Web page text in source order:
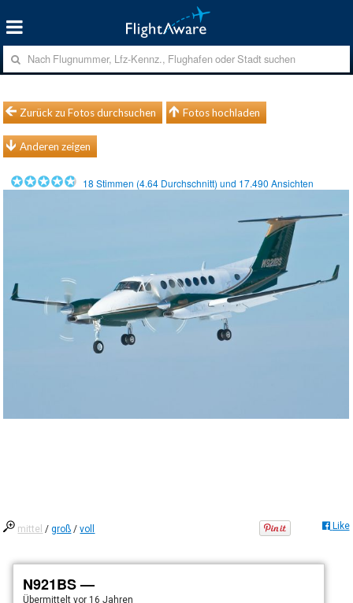
Zurück zu Fotos durchsuchen Fotos hochladen
Anderen zeigen
18 Stimmen (4.64 Durchschnitt) und 17.490 Ansichten
mittel /groß /voll Like
N921BS —
Übermitteltvor 16 Jahren